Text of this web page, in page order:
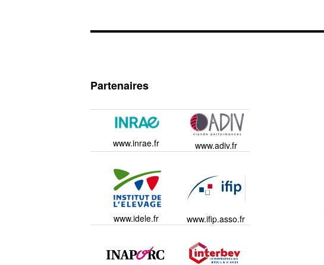
Partenaires
www.inrae.fr www.adiv.fr
www.idele.fr www.ifip.asso.fr